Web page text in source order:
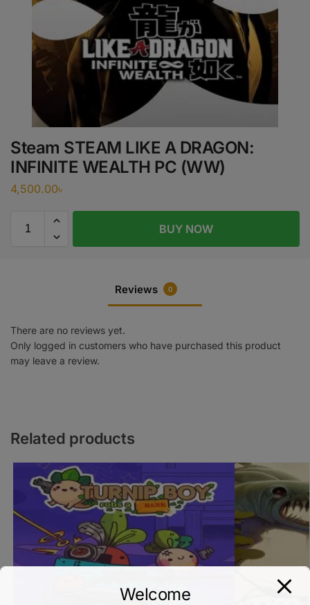
Steam STEAM LIKE A DRAGON:
INFINITE WEALTH PC (WW)
4,500.00৳
BUY NOW
Reviews 0
There are no reviews yet.
Only logged in customers who have purchased this product
may leave a review.
Related products
Welcome